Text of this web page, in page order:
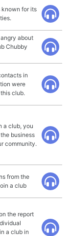
for its
about
Chubby
in
were
club.
a club, you
business
community.
from the
a club
the report
a club in